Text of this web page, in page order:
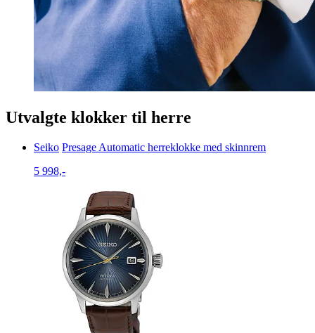
Utvalgte klokker til herre
Seiko Presage Automatic herreklokke med skinnrem
5 998,-